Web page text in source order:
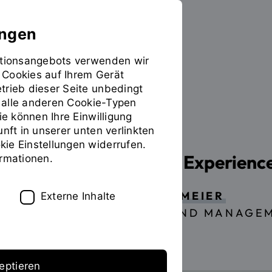
Sie
befinden
sich
auf
der
Seite
"Zusatzangebot
Studieren
User and Customer
PROF. DR. OLGA BERGMEIER
(FAKULTÄT BUSINESS AND
verwenden wir
auf Ihrem Gerät
dieser Seite unbedingt
anderen Cookie-Typen
können Ihre Einwilligung
in unserer unten verlinkten
Einstellungen widerrufen.
Externe Inhalte